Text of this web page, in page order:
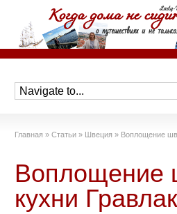
Главная » Статьи » Швеция » Воплощение
Воплощение
кухни